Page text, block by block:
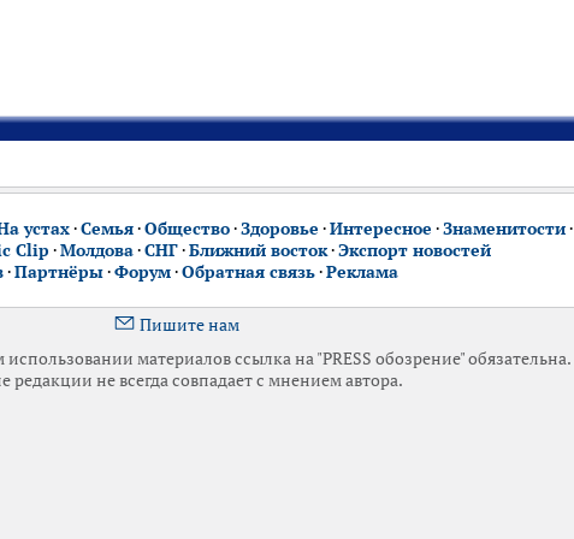
устах·Семья·Общество·Здоровье ·Интересное ·Знаменитости·
Clip ·Молдова·СНГ·Ближний восток·Экспорт новостей
·Партнёры·Форум·Обратная связь·Реклама
Пишите нам
материалов ссылка на "PRESS обозрение" обязательна.
редакции не всегда совпадает с мнением автора.